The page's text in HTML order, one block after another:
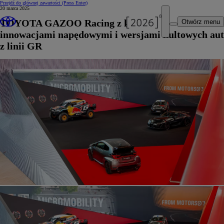
Przejdź do głównej zawartości (Press Enter)
Otwórz menu
20 marca 2025
TOYOTA GAZOO Racing z kolejnymi
innowacjami napędowymi i wersjami kultowych aut
z linii GR